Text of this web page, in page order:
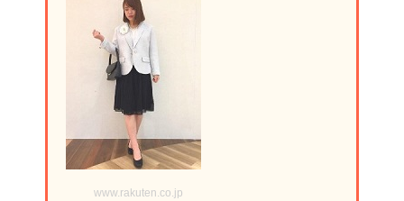
www.rakuten.co.jp